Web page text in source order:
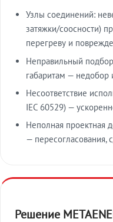
Узлы соединений:
затяжки/соосности)
перегреву и
Неправильный
габаритам — недобор
Несоответствие
IEC 60529) —
Неполная проектная
— пересогласования,
Решение